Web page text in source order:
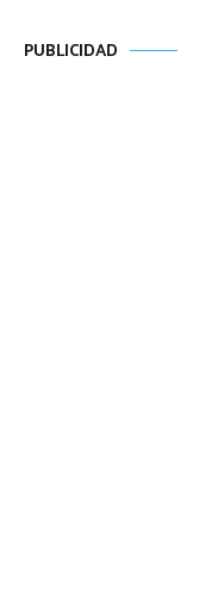
PUBLICIDAD